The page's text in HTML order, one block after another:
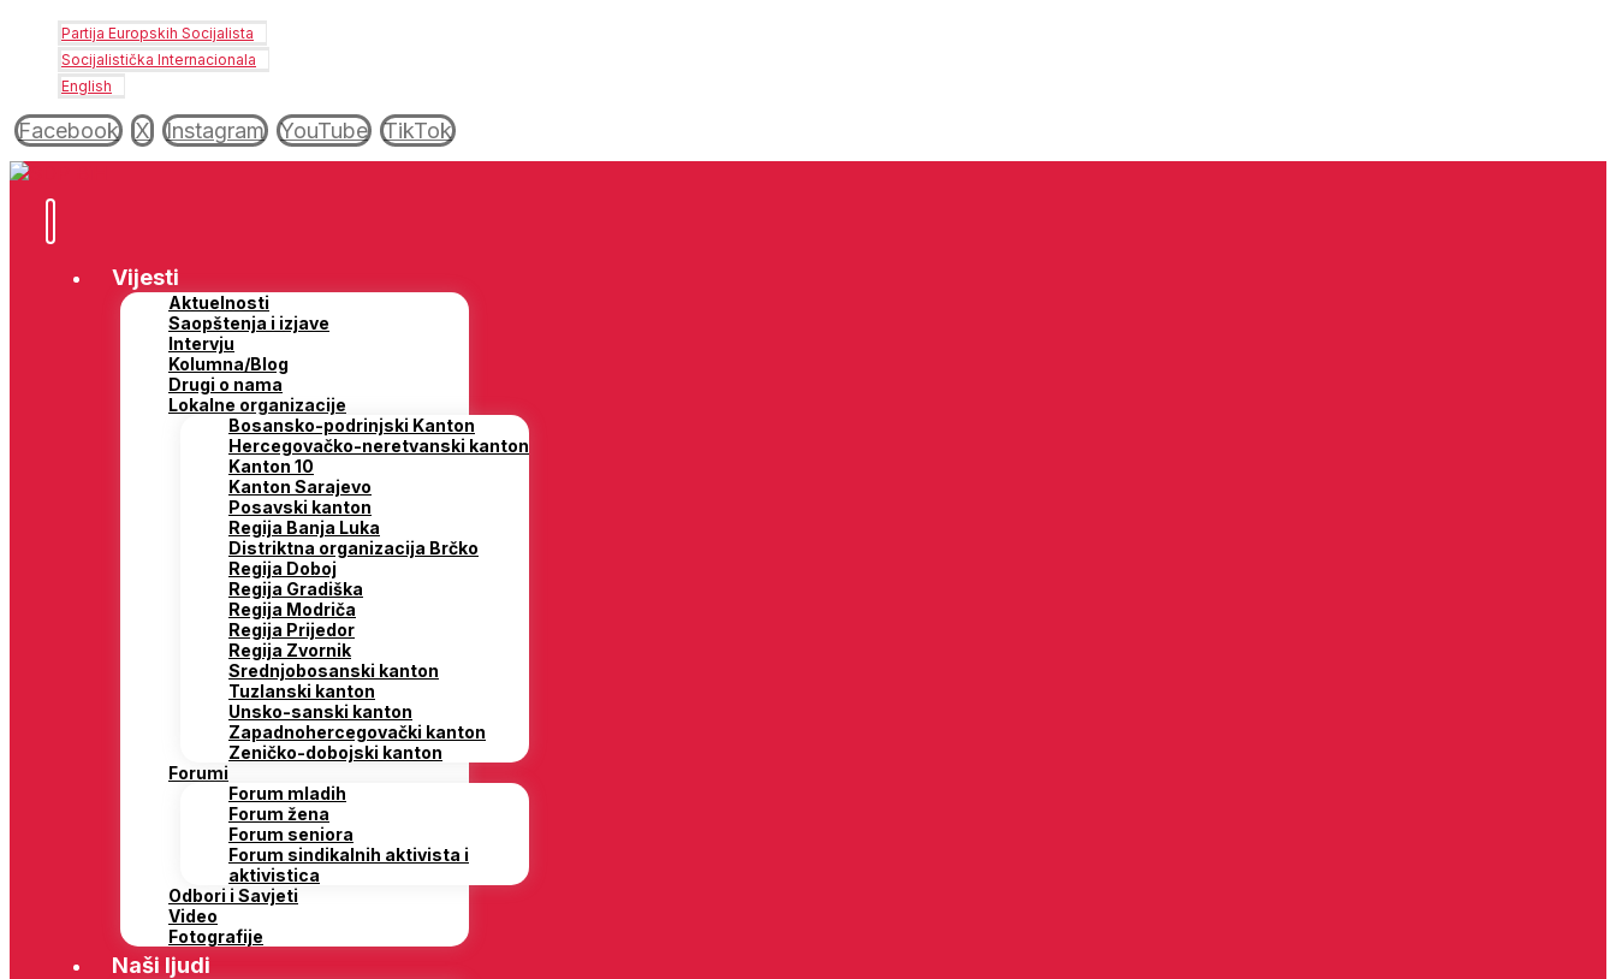
Partija Europskih Socijalista
Socijalistička Internacionala
English
Facebook X Instagram YouTube TikTok
Vijesti
Aktuelnosti
Saopštenja i izjave
Intervju
Kolumna/Blog
Drugi o nama
Lokalne organizacije
Bosansko-podrinjski Kanton
Hercegovačko-neretvanski kanton
Kanton 10
Kanton Sarajevo
Posavski kanton
Regija Banja Luka
Distriktna organizacija Brčko
Regija Doboj
Regija Gradiška
Regija Modriča
Regija Prijedor
Regija Zvornik
Srednjobosanski kanton
Tuzlanski kanton
Unsko-sanski kanton
Zapadnohercegovački kanton
Zeničko-dobojski kanton
Forumi
Forum mladih
Forum žena
Forum seniora
Forum sindikalnih aktivista i
aktivistica
Odbori i Savjeti
Video
Fotografije
Naši ljudi